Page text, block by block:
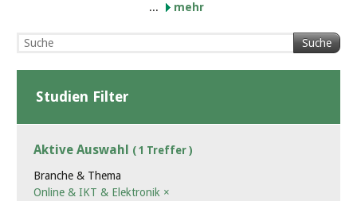
...
mehr
Suche
Studien Filter
Aktive Auswahl ( 1 Treffer )
Branche & Thema
Online & IKT & Elektronik ×